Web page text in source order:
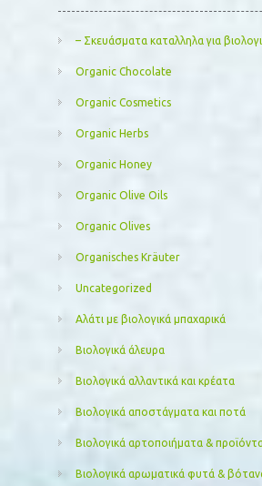
– Σκευάσματα καταλληλα για
Organic Chocolate
Organic Cosmetics
Organic Herbs
Organic Honey
Organic Olive Oils
Organic Olives
Organisches Kräuter
Uncategorized
Αλάτι με βιολογικά μπαχαρικά
Βιολογικά άλευρα
Βιολογικά αλλαντικά και κρέατα
Βιολογικά αποστάγματα και ποτά
Βιολογικά αρτοποιήματα &
Βιολογικά αρωματικά φυτά &